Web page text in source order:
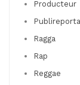
Producteur
Ragga
Rap
Reggae